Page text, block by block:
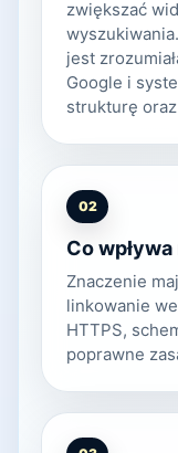
zwiększać
jest
Google i
strukturę
02
Co
Znaczenie
linkowanie
HTTPS,
poprawne